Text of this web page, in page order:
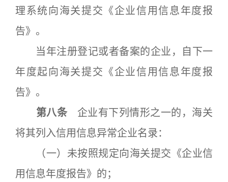
理系统向海关提交《企业信用信息年度报
告》。
当年注册登记或者备案的企业，自下一
年度起向海关提交《企业信用信息年度报
告》。
第八条 企业有下列情形之一的，海关
将其列入信用信息异常企业名录：
（一）未按照规定向海关提交《企业信
用信息年度报告》的；